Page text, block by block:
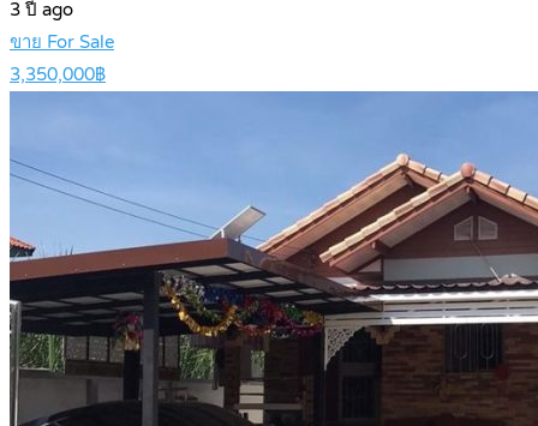
3 ปี ago
ขาย For Sale
3,350,000฿